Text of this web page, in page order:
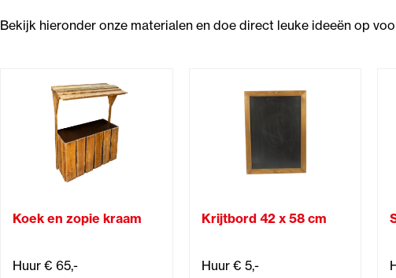
Bekijk hieronder onze materialen en doe direct leuke ideeën op
Koek en zopie kraam
Huur € 65,-
Krijtbord 42 x 58 cm
Huur € 5,-